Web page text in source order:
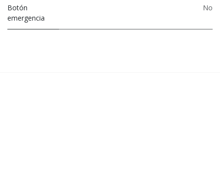
Botón
emergencia
No